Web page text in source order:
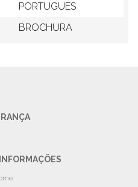
PORTUGUES
BROCHURA